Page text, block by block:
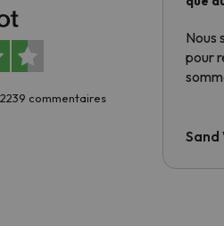
commentaires
Nous
pour
Sand